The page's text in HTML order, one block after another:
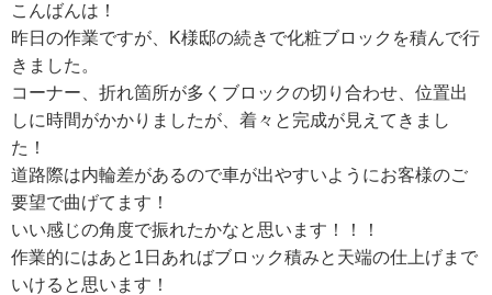
こんばんは！
昨日の作業ですが、K様邸の続きで化粧ブロックを積んで行
きました。
コーナー、折れ箇所が多くブロックの切り合わせ、位置出
しに時間がかかりましたが、着々と完成が見えてきまし
た！
道路際は内輪差があるので車が出やすいようにお客様のご
要望で曲げてます！
いい感じの角度で振れたかなと思います！！！
作業的にはあと1日あればブロック積みと天端の仕上げまで
いけると思います！